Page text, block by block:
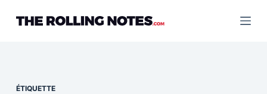
ÉTIQUETTE